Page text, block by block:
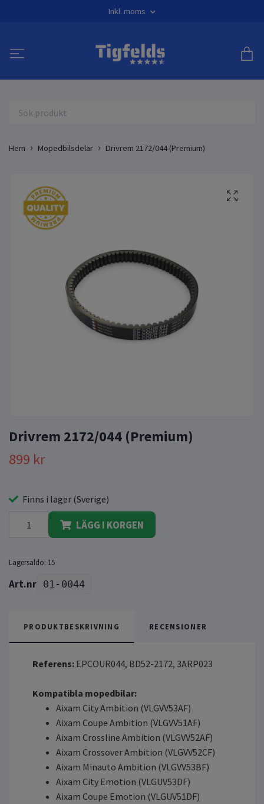
Inkl. moms
Hem Mopedbilsdelar Drivrem 2172/044 (Premium)
Drivrem 2172/044 (Premium)
899 kr
Finns i lager (Sverige)
LÄGG I KORGEN
Lagersaldo: 15
01-0044
PRODUKTBESKRIVNING RECENSIONER
Referens: EPCOUR044, BD52-2172, 3ARP023
Kompatibla mopedbilar:
Aixam City Ambition (VLGVV53AF)
Aixam Coupe Ambition (VLGVV51AF)
Aixam Crossline Ambition (VLGVV52AF)
Aixam Crossover Ambition (VLGVV52CF)
Aixam Minauto Ambition (VLGVV53BF)
Aixam City Emotion (VLGUV53DF)
Aixam Coupe Emotion (VLGUV51DF)